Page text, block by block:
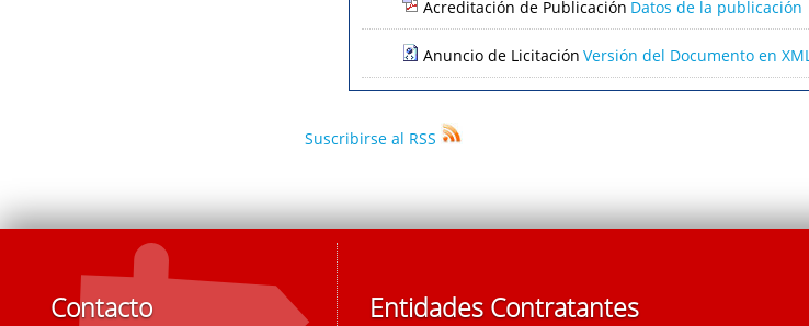
Acreditación de Publicación Datos de la publicación
Anuncio de Licitación Versión del Documento en XML
Suscribirse al RSS
Contacto Entidades Contratantes